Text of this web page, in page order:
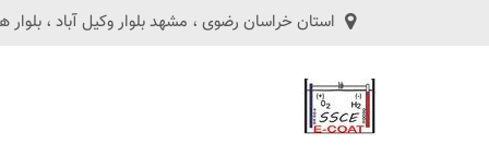
استان خراسان رضوی ، مشهد بلوار وکیل آباد ، بلوار هفت تیر